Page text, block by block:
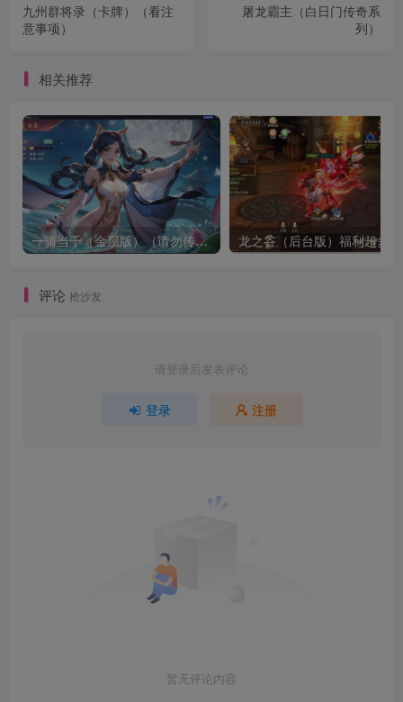
九州群将录（卡牌）（看注
意事项）
屠龙霸主（白日门传奇系
列）
相关推荐
一骑当千（金屋版）（请勿传播宣传谢谢了，有点儿违禁） 龙之谷（后台版）福利超多
评论 抢沙发
请登录后发表评论
登录 注册
暂无评论内容